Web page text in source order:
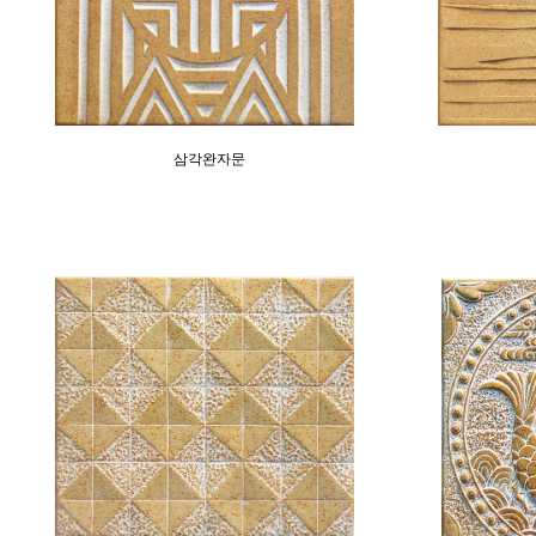
삼각완자문